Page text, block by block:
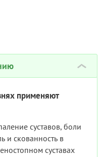
›
применяют
суставов, боли
и скованность в
суставах